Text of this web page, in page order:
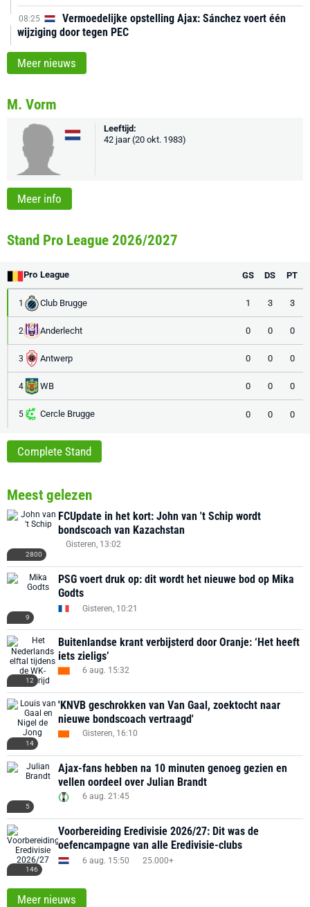
08:25
Vermoedelijke opstelling Ajax: Sánchez voert één
wijziging door tegen PEC
Meer nieuws
M. Vorm
Leeftijd:
42 jaar (20 okt. 1983)
Meer info
Stand Pro League 2026/2027
Pro League GS DS PT
1 Club Brugge 1 3 3
2 Anderlecht 0 0 0
3 Antwerp 0 0 0
4 WB 0 0 0
5 Cercle Brugge 0 0 0
Complete Stand
Meest gelezen
2800
FCUpdate in het kort: John van 't Schip wordt
bondscoach van Kazachstan
Gisteren, 13:02
9
PSG voert druk op: dit wordt het nieuwe bod op Mika
Godts
Gisteren, 10:21
12
Buitenlandse krant verbijsterd door Oranje: ‘Het heeft
iets zieligs’
6 aug. 15:32
14
'KNVB geschrokken van Van Gaal, zoektocht naar
nieuwe bondscoach vertraagd'
Gisteren, 16:10
5
Ajax-fans hebben na 10 minuten genoeg gezien en
vellen oordeel over Julian Brandt
6 aug. 21:45
146
Voorbereiding Eredivisie 2026/27: Dit was de
oefencampagne van alle Eredivisie-clubs
6 aug. 15:50 25.000+
Meer nieuws